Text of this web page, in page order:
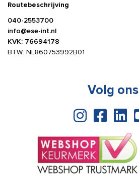
Routebeschrijving
040-2553700
info@ese-int.nl
KVK: 76694178
BTW: NL860753992B01
Volg ons